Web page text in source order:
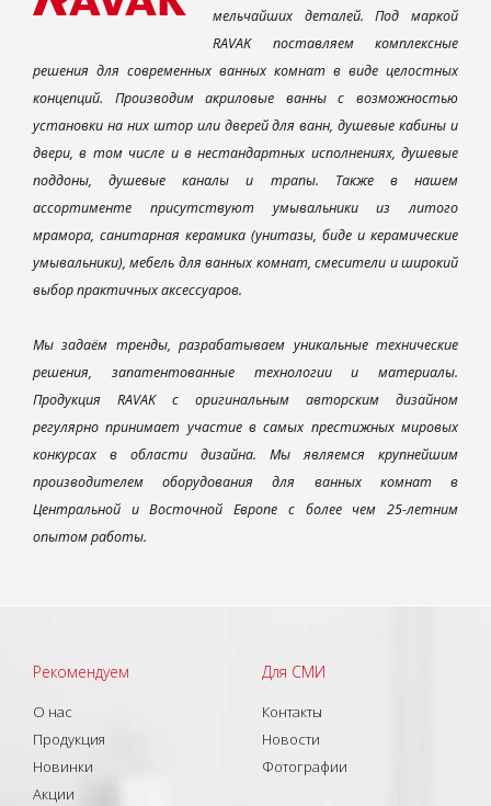
мельчайших деталей. Под маркой
RAVAK поставляем комплексные
решения для современных ванных комнат в виде целостных
концепций. Производим акриловые ванны с возможностью
установки на них штор или дверей для ванн, душевые кабины и
двери, в том числе и в нестандартных исполнениях, душевые
поддоны, душевые каналы и трапы. Также в нашем
ассортименте присутствуют умывальники из литого
мрамора, санитарная керамика (унитазы, биде и керамические
умывальники), мебель для ванных комнат, смесители и широкий
выбор практичных аксессуаров.
Мы задаём тренды, разрабатываем уникальные технические
решения, запатентованные технологии и материалы.
Продукция RAVAK с оригинальным авторским дизайном
регулярно принимает участие в самых престижных мировых
конкурсах в области дизайна. Мы являемся крупнейшим
производителем оборудования для ванных комнат в
Центральной и Восточной Европе с более чем 25-летним
опытом работы.
Рекомендуем
О нас
Продукция
Новинки
Акции
Для СМИ
Контакты
Новости
Фотографии